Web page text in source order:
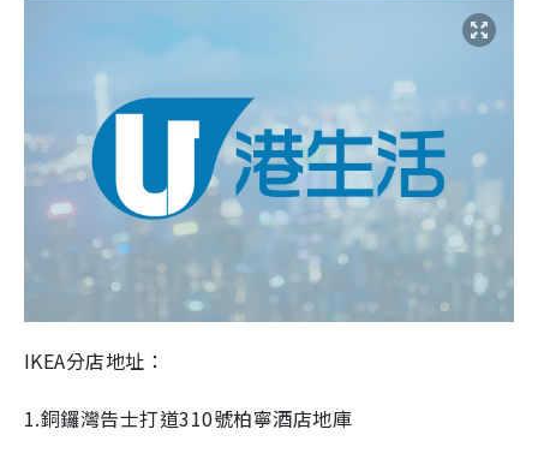
IKEA分店地址：
1.銅鑼灣告士打道310號柏寧酒店地庫